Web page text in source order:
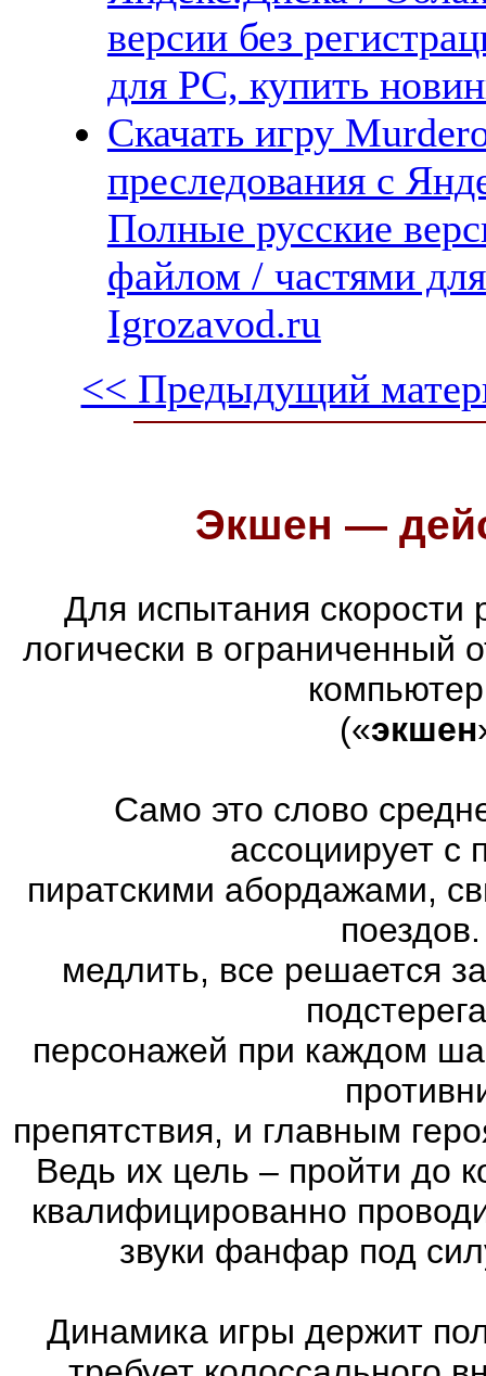
версии без
для PC, купить
Скачать игру
преследования с
Полные русские
файлом / частями
Igrozavod.ru
<< Предыдущий
Экшен —
Для испытания скорости
логически в ограниченный
(«экшен
Само это слово
ассоциирует с
пиратскими абордажами,
медлить, все решается
персонажей при каждом
препятствия, и главным
Ведь их цель – пройти до
квалифицированно
звуки фанфар под
Динамика игры держит